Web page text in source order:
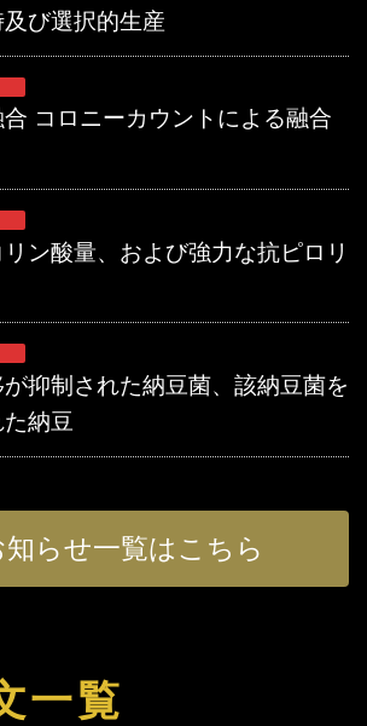
び選択的生産
コロニーカウントによる融合
ン酸量、および強力な抗ピロリ
抑制された納豆菌、該納豆菌を
納豆
知らせ一覧はこちら
一覧